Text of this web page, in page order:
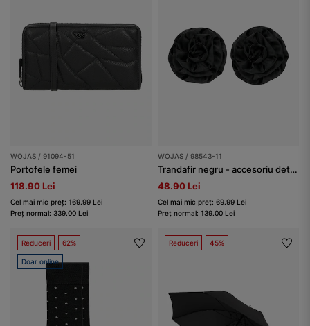
WOJAS / 91094-51
Portofele femei
118.90 Lei
Cel mai mic preț: 169.99 Lei
Preț normal: 339.00 Lei
WOJAS / 98543-11
Trandafir negru - accesoriu detașabil pentru pantofi
48.90 Lei
Cel mai mic preț: 69.99 Lei
Preț normal: 139.00 Lei
Reduceri 62%
Doar online
Reduceri 45%